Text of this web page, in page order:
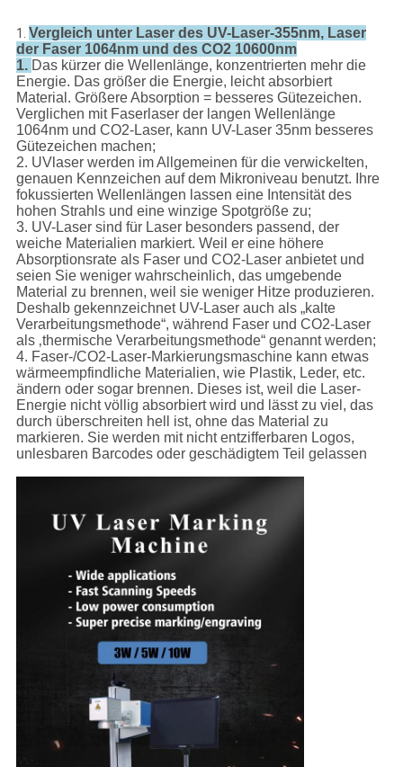
1. Vergleich unter Laser des UV-Laser-355nm, Laser
der Faser 1064nm und des CO2 10600nm
1. Das kürzer die Wellenlänge, konzentrierten mehr die
Energie. Das größer die Energie, leicht absorbiert
Material. Größere Absorption = besseres Gütezeichen.
Verglichen mit Faserlaser der langen Wellenlänge
1064nm und CO2-Laser, kann UV-Laser 35nm besseres
Gütezeichen machen;
2. UVlaser werden im Allgemeinen für die verwickelten,
genauen Kennzeichen auf dem Mikroniveau benutzt. Ihre
fokussierten Wellenlängen lassen eine Intensität des
hohen Strahls und eine winzige Spotgröße zu;
3. UV-Laser sind für Laser besonders passend, der
weiche Materialien markiert. Weil er eine höhere
Absorptionsrate als Faser und CO2-Laser anbietet und
seien Sie weniger wahrscheinlich, das umgebende
Material zu brennen, weil sie weniger Hitze produzieren.
Deshalb gekennzeichnet UV-Laser auch als „kalte
Verarbeitungsmethode“, während Faser und CO2-Laser
als ‚thermische Verarbeitungsmethode“ genannt werden;
4. Faser-/CO2-Laser-Markierungsmaschine kann etwas
wärmeempfindliche Materialien, wie Plastik, Leder, etc.
ändern oder sogar brennen. Dieses ist, weil die Laser-
Energie nicht völlig absorbiert wird und lässt zu viel, das
durch überschreiten hell ist, ohne das Material zu
markieren. Sie werden mit nicht entzifferbaren Logos,
unlesbaren Barcodes oder geschädigtem Teil gelassen